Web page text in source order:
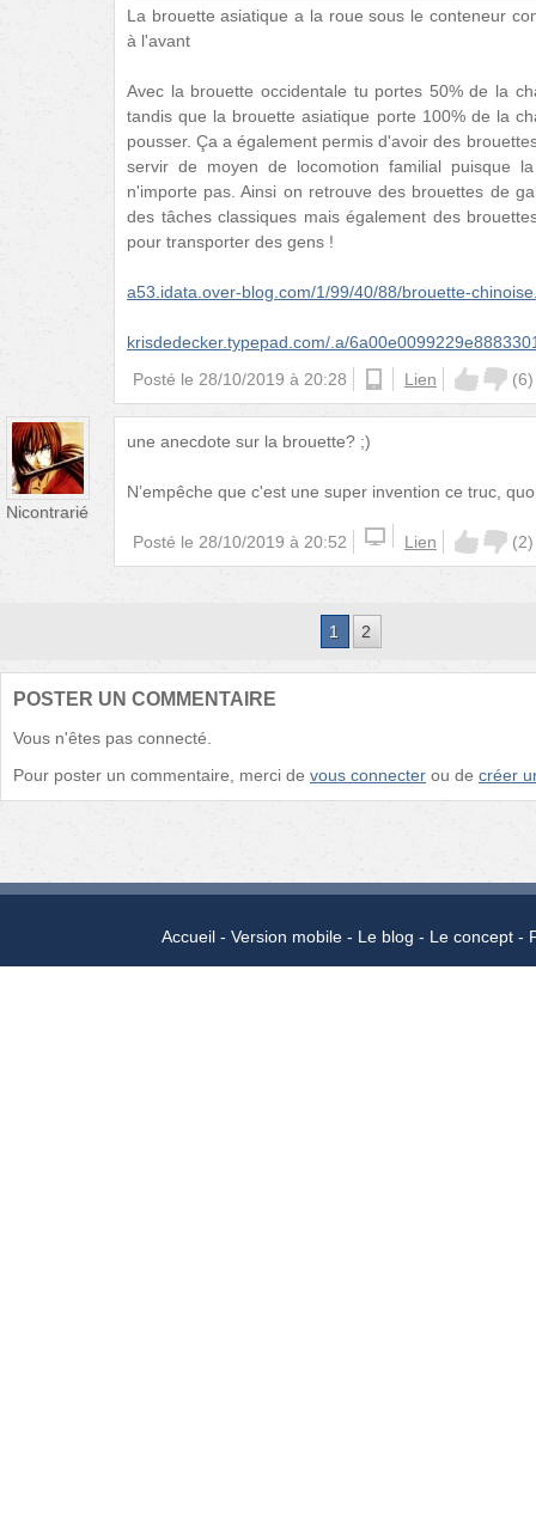
La brouette asiatique a la roue sous le conteneur
à l'avant
Avec la brouette occidentale tu portes 50% de la
tandis que la brouette asiatique porte 100% de la
pousser. Ça a également permis d'avoir des
servir de moyen de locomotion familial puisque
n'importe pas. Ainsi on retrouve des brouettes de
des tâches classiques mais également des
pour transporter des gens !
a53.idata.over-blog.com/1/99/40/88/brouette-
krisdedecker.typepad.com/.a/
Posté le 28/10/2019 à 20:28 androidLien (6)
Nicontrarié
une anecdote sur la brouette? ;)
N’empêche que c'est une super invention ce truc,
Posté le 28/10/2019 à 20:52 Lien (2)
1 2
POSTER UN COMMENTAIRE
Vous n'êtes pas connecté.
Pour poster un commentaire, merci de vous connecter ou de créer
Accueil Version mobile Le blog Le concept